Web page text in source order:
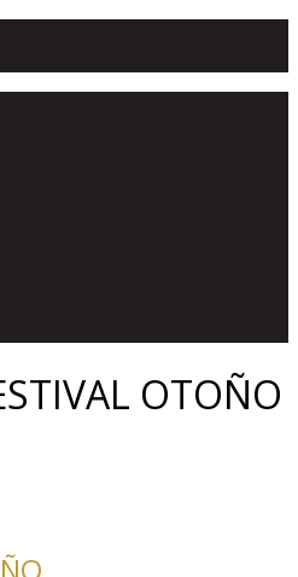
OTOÑO